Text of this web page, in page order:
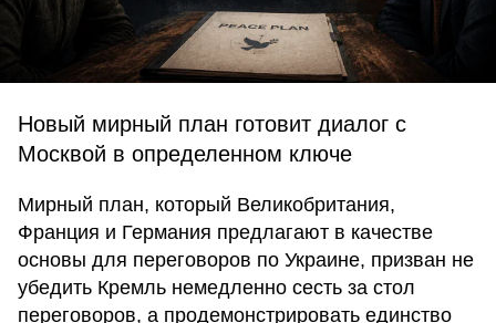
Новый мирный план готовит диалог с
Москвой в определенном ключе
Мирный план, который Великобритания,
Франция и Германия предлагают в качестве
основы для переговоров по Украине, призван не
убедить Кремль немедленно сесть за стол
переговоров, а продемонстрировать единство